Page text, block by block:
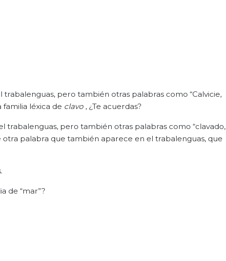
trabalenguas, pero también otras palabras como “Calvicie,
familia léxica de clavo , ¿Te acuerdas?
trabalenguas, pero también otras palabras como “clavado,
otra palabra que también aparece en el trabalenguas, que
de “mar”?